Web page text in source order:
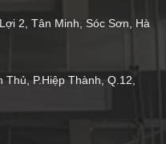
2, Tân Minh, Sóc Sơn, Hà
Thủ, P.Hiệp Thành, Q.12,